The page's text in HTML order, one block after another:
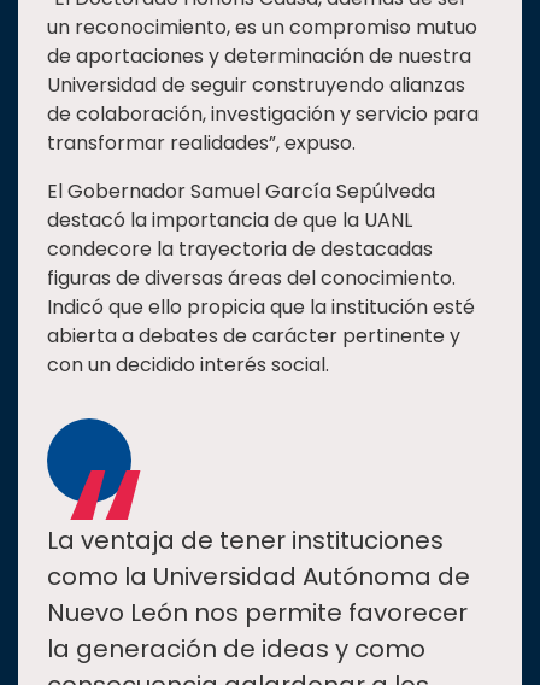
un reconocimiento, es un compromiso mutuo
de aportaciones y determinación de nuestra
Universidad de seguir construyendo alianzas
de colaboración, investigación y servicio para
transformar realidades”, expuso.
El Gobernador Samuel García Sepúlveda
destacó la importancia de que la UANL
condecore la trayectoria de destacadas
figuras de diversas áreas del conocimiento.
Indicó que ello propicia que la institución esté
abierta a debates de carácter pertinente y
con un decidido interés social.
“
La ventaja de tener instituciones
como la Universidad Autónoma de
Nuevo León nos permite favorecer
la generación de ideas y como